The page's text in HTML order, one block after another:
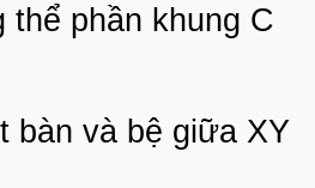
thể phần khung C
bàn và bệ giữa XY